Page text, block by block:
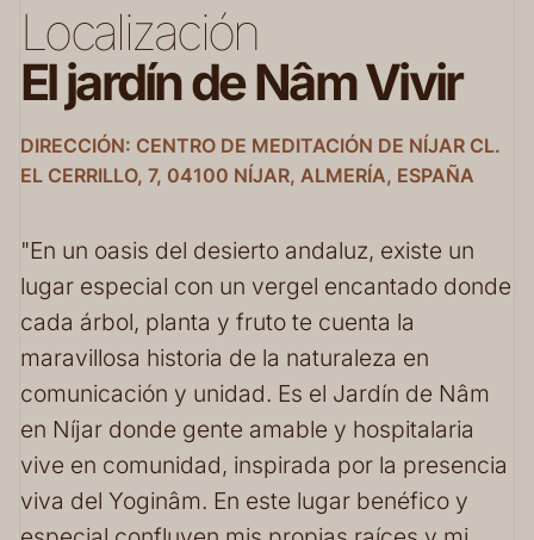
Localización
El jardín de Nâm Vivir
DIRECCIÓN: CENTRO DE MEDITACIÓN DE NÍJAR CL.
EL CERRILLO, 7, 04100 NÍJAR, ALMERÍA, ESPAÑA
"En un oasis del desierto andaluz, existe un
lugar especial con un vergel encantado donde
cada árbol, planta y fruto te cuenta la
maravillosa historia de la naturaleza en
comunicación y unidad. Es el Jardín de Nâm
en Níjar donde gente amable y hospitalaria
vive en comunidad, inspirada por la presencia
viva del Yoginâm. En este lugar benéfico y